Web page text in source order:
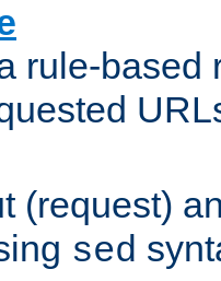
rule-based
(request)
sed